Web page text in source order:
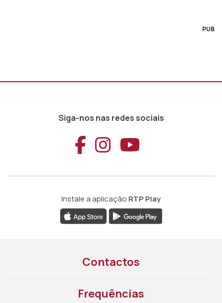
PUB
Siga-nos nas redes sociais
Aceder ao
Aceder ao
Aceder
Instale a aplicação RTP Play
Contactos
Frequências